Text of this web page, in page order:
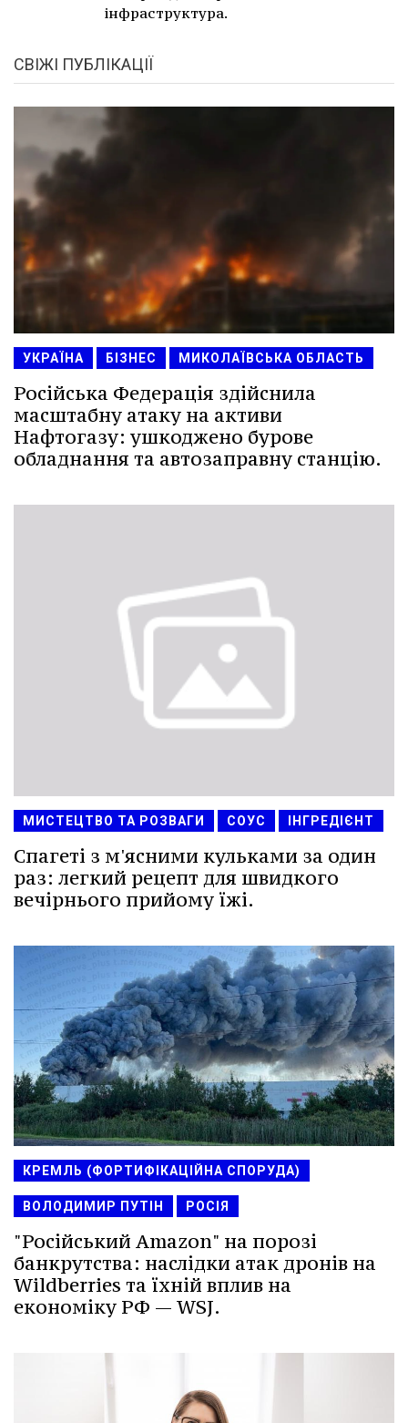
інфраструктура.
СВІЖІ ПУБЛІКАЦІЇ
УКРАЇНА БІЗНЕС МИКОЛАЇВСЬКА ОБЛАСТЬ
Російська Федерація здійснила
масштабну атаку на активи
Нафтогазу: ушкоджено бурове
обладнання та автозаправну станцію.
МИСТЕЦТВО ТА РОЗВАГИ СОУС ІНГРЕДІЄНТ
Спагеті з м'ясними кульками за один
раз: легкий рецепт для швидкого
вечірнього прийому їжі.
КРЕМЛЬ (ФОРТИФІКАЦІЙНА СПОРУДА)
ВОЛОДИМИР ПУТІН РОСІЯ
"Російський Amazon" на порозі
банкрутства: наслідки атак дронів на
Wildberries та їхній вплив на
економіку РФ — WSJ.